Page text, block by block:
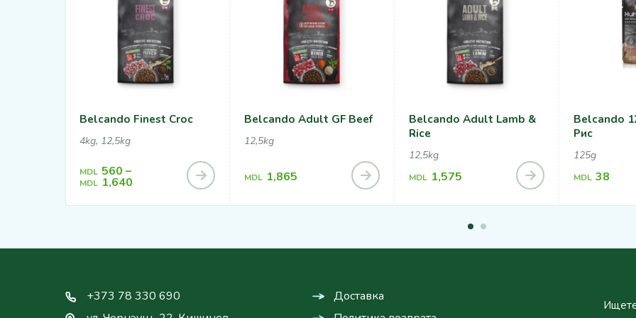
Belcando Finest Croc
4kg, 12,5kg
MDL 560 –
MDL 1,640
Belcando Adult GF Beef
12,5kg
MDL 1,865
Belcando Adult Lamb &
Rice
12,5kg
MDL 1,575
Belcando
Рис
125g
MDL 38
+373 78 330 690
Доставка